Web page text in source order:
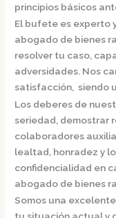
principios básicos
El bufete es experto
abogado de bienes
resolver tu caso,
adversidades. Nos
satisfacción, siendo
Los deberes de
seriedad, demostrar
colaboradores
lealtad, honradez y
confidencialidad en
abogado de bienes
Somos una